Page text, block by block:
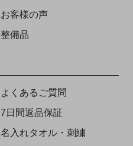
お客様の声
整備品
よくあるご質問
7日間返品保証
名入れタオル・刺繍